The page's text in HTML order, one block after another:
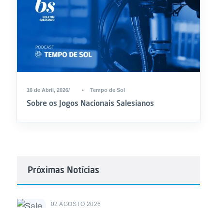
16 de Abril, 2026 • Tempo de Sol
Sobre os Jogos Nacionais Salesianos
Próximas Notícias
02 AGOSTO 2026